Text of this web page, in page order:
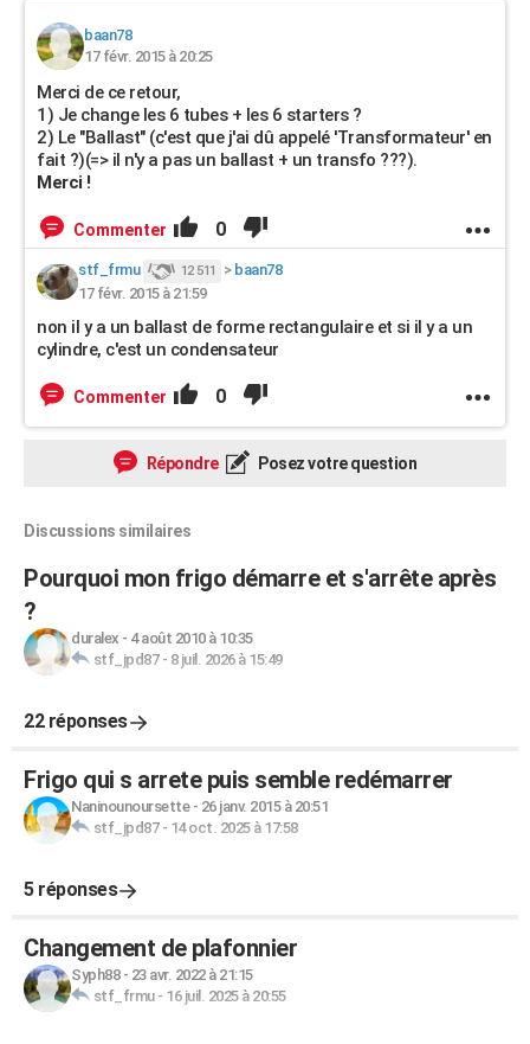
baan78
17 févr. 2015 à 20:25
Merci de ce retour,
1) Je change les 6 tubes + les 6 starters ?
2) Le "Ballast" (c'est que j'ai dû appelé 'Transformateur' en
fait ?)(=> il n'y a pas un ballast + un transfo ???).
Merci !
Commenter 0
stf_frmu 12 511 > baan78
17 févr. 2015 à 21:59
non il y a un ballast de forme rectangulaire et si il y a un
cylindre, c'est un condensateur
Commenter 0
Répondre Posez votre question
Discussions similaires
Pourquoi mon frigo démarre et s'arrête après
?
duralex - 4 août 2010 à 10:35
stf_jpd87- 8 juil. 2026 à 15:49
22 réponses
Frigo qui s arrete puis semble redémarrer
Naninounoursette- 26 janv. 2015 à 20:51
stf_jpd87- 14 oct. 2025 à 17:58
5 réponses
Changement de plafonnier
Syph88- 23 avr. 2022 à 21:15
stf_frmu- 16 juil. 2025 à 20:55